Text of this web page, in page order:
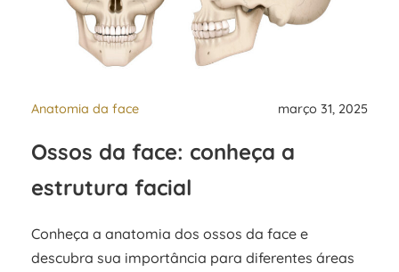
Anatomia da face março 31, 2025
Ossos da face: conheça a
estrutura facial
Conheça a anatomia dos ossos da face e
descubra sua importância para diferentes áreas